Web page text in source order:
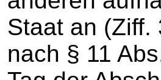
Staat an
nach § 11